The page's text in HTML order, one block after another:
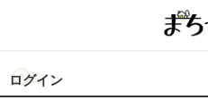
ログイン